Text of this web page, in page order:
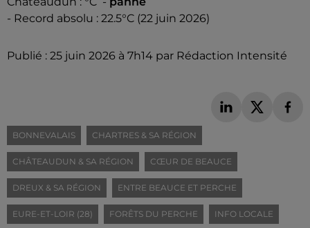
- Record absolu : 22.5°C (22 juin 2026)
Publié : 25 juin 2026 à 7h14 par Rédaction Intensité
BONNEVALAIS CHARTRES & SA RÉGION
CHÂTEAUDUN & SA RÉGION CŒUR DE BEAUCE
DREUX & SA RÉGION ENTRE BEAUCE ET PERCHE
EURE-ET-LOIR (28) FORÊTS DU PERCHE INFO LOCALE